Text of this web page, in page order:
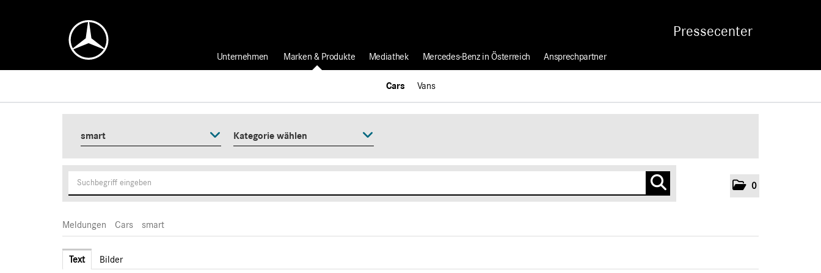
Pressecenter
0
Unternehmen Marken & Produkte
Cars
smart Kategorie wählen
Vans
Mediathek Mercedes-Benz in Österreich Ansprechpartner
Meldungen Cars smart
Text Bilder